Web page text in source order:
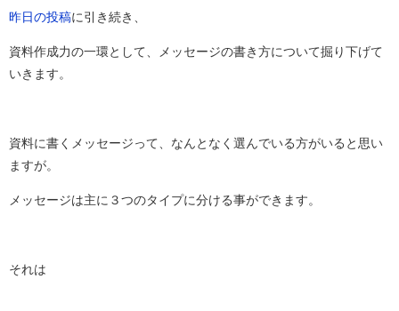
昨日の投稿に引き続き、
資料作成力の一環として、メッセージの書き方について掘り下げて
いきます。
資料に書くメッセージって、なんとなく選んでいる方がいると思い
ますが。
メッセージは主に３つのタイプに分ける事ができます。
それは